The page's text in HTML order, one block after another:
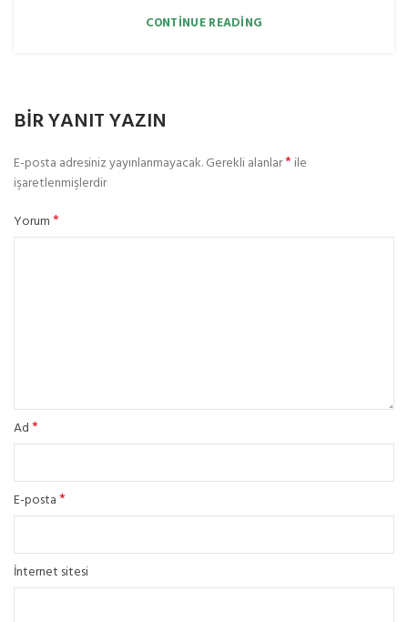
CONTINUE READING
BIR YANIT YAZIN
E-posta adresiniz yayınlanmayacak.Gerekli alanlar*ile
işaretlenmişlerdir
Yorum*
Ad*
E-posta*
İnternet sitesi